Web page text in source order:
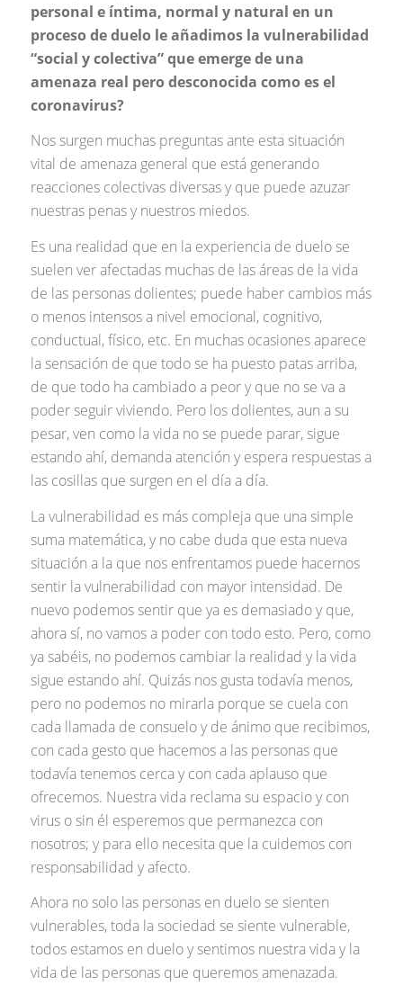
personal e íntima, normal y natural en un
proceso de duelo le añadimos la vulnerabilidad
“social y colectiva” que emerge de una
amenaza real pero desconocida como es el
coronavirus?
Nos surgen muchas preguntas ante esta situación
vital de amenaza general que está generando
reacciones colectivas diversas y que puede azuzar
nuestras penas y nuestros miedos.
Es una realidad que en la experiencia de duelo se
suelen ver afectadas muchas de las áreas de la vida
de las personas dolientes; puede haber cambios más
o menos intensos a nivel emocional, cognitivo,
conductual, físico, etc. En muchas ocasiones aparece
la sensación de que todo se ha puesto patas arriba,
de que todo ha cambiado a peor y que no se va a
poder seguir viviendo. Pero los dolientes, aun a su
pesar, ven como la vida no se puede parar, sigue
estando ahí, demanda atención y espera respuestas a
las cosillas que surgen en el día a día.
La vulnerabilidad es más compleja que una simple
suma matemática, y no cabe duda que esta nueva
situación a la que nos enfrentamos puede hacernos
sentir la vulnerabilidad con mayor intensidad. De
nuevo podemos sentir que ya es demasiado y que,
ahora sí, no vamos a poder con todo esto. Pero, como
ya sabéis, no podemos cambiar la realidad y la vida
sigue estando ahí. Quizás nos gusta todavía menos,
pero no podemos no mirarla porque se cuela con
cada llamada de consuelo y de ánimo que recibimos,
con cada gesto que hacemos a las personas que
todavía tenemos cerca y con cada aplauso que
ofrecemos. Nuestra vida reclama su espacio y con
virus o sin él esperemos que permanezca con
nosotros; y para ello necesita que la cuidemos con
responsabilidad y afecto.
Ahora no solo las personas en duelo se sienten
vulnerables, toda la sociedad se siente vulnerable,
todos estamos en duelo y sentimos nuestra vida y la
vida de las personas que queremos amenazada.